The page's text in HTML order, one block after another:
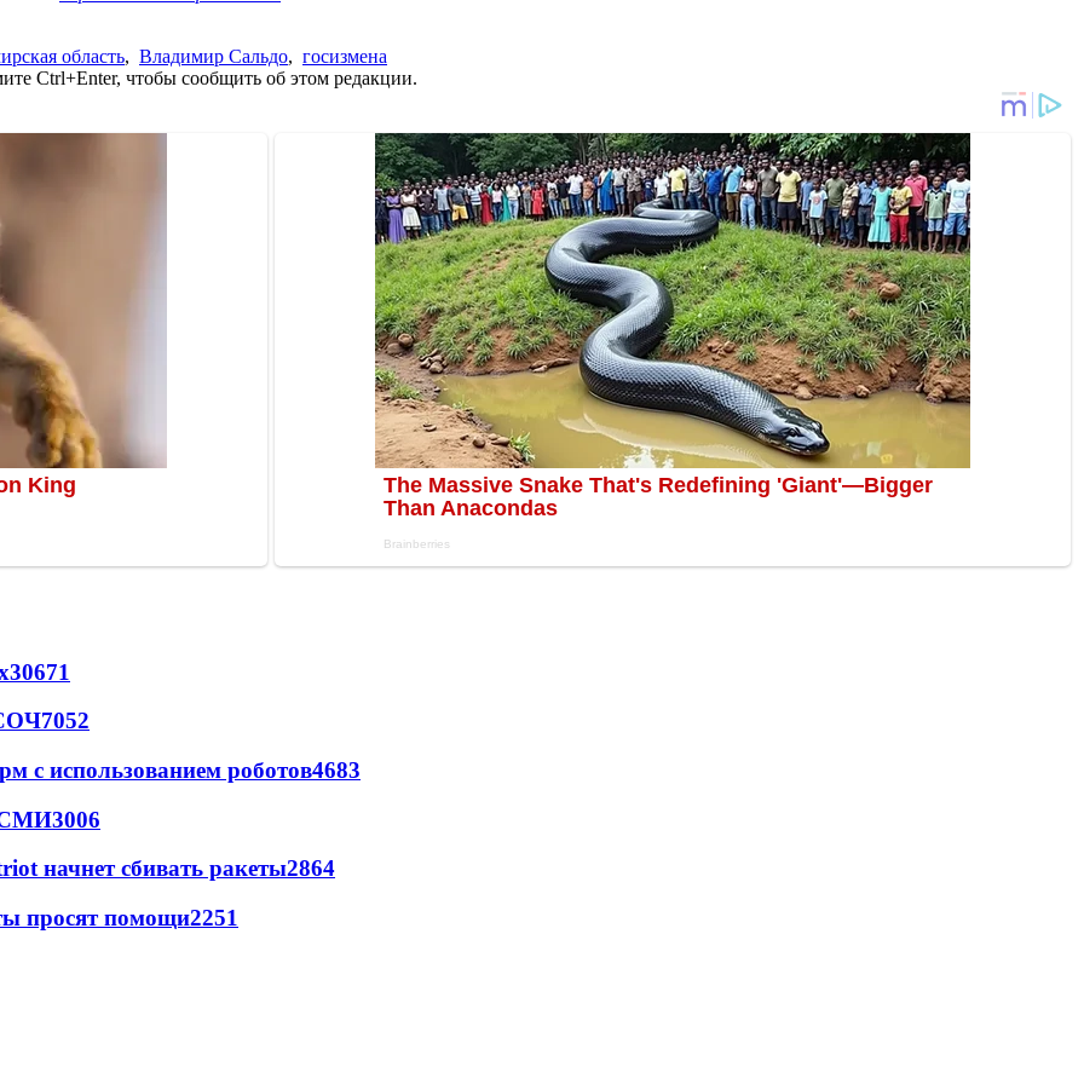
область, Владимир Сальдо, госизмена
Ctrl+Enter, чтобы сообщить об этом редакции.
30671
7052
с использованием роботов4683
СМИ3006
начнет сбивать ракеты2864
просят помощи2251